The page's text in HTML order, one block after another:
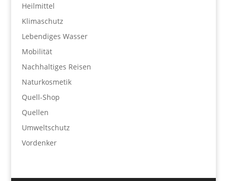
Heilmittel
Klimaschutz
Lebendiges Wasser
Mobilität
Nachhaltiges Reisen
Naturkosmetik
Quell-Shop
Quellen
Umweltschutz
Vordenker